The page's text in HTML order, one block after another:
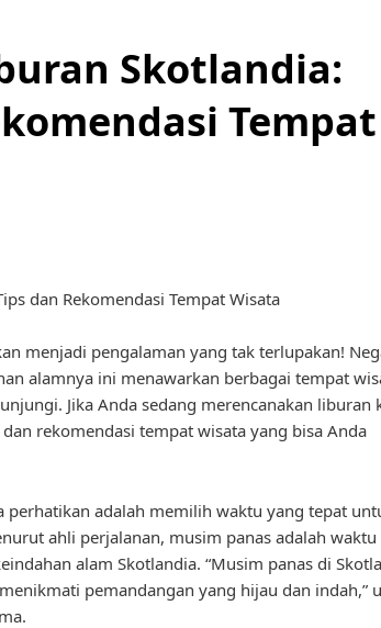
Skotlandia:
Tempat
dan Rekomendasi Tempat Wisata
menjadi pengalaman yang tak terlupakan!
alamnya ini menawarkan berbagai tempat
Jika Anda sedang merencanakan liburan
rekomendasi tempat wisata yang bisa Anda
perhatikan adalah memilih waktu yang tepat
ahli perjalanan, musim panas adalah waktu
alam Skotlandia. “Musim panas di
pemandangan yang hijau dan indah,”